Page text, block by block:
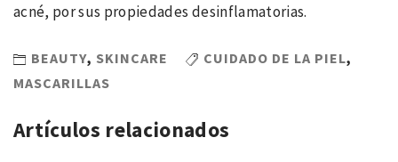
acné, por sus propiedades desinflamatorias.
BEAUTY, SKINCARE CUIDADO DE LA PIEL,
MASCARILLAS
Artículos relacionados